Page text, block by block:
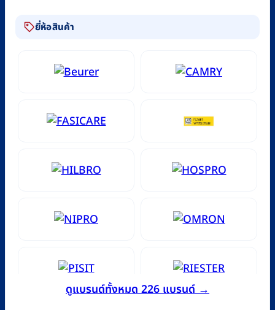
ยี่ห้อสินค้า
ดูแบรนด์ทั้งหมด 226 แบรนด์ →